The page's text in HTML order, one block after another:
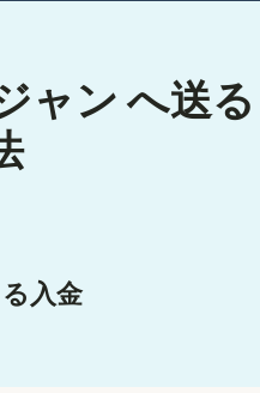
ャン へ送
入金